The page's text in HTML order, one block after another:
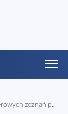
cyfrową można składać do 15 lipca